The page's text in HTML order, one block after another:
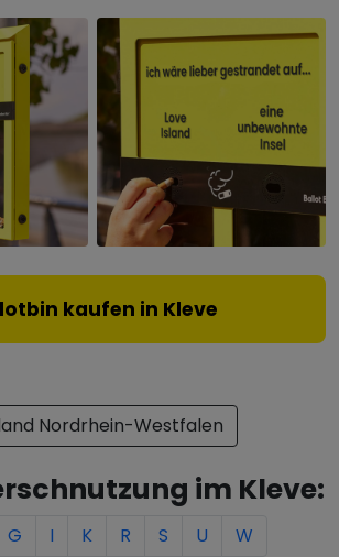
kaufen in Kleve
Nordrhein-Westfalen
im Kleve:
G I K R S U W